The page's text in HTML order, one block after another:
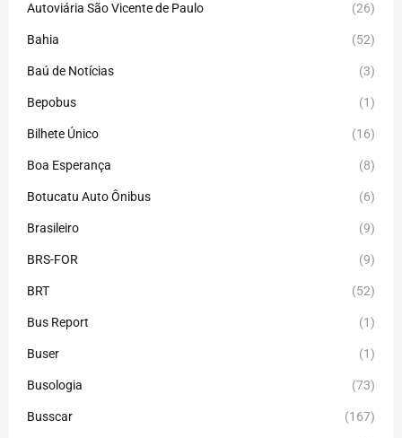
Autoviária São Vicente de Paulo (26)
Bahia (52)
Baú de Notícias (3)
Bepobus (1)
Bilhete Único (16)
Boa Esperança (8)
Botucatu Auto Ônibus (6)
Brasileiro (9)
BRS-FOR (9)
BRT (52)
Bus Report (1)
Buser (1)
Busologia (73)
Busscar (167)